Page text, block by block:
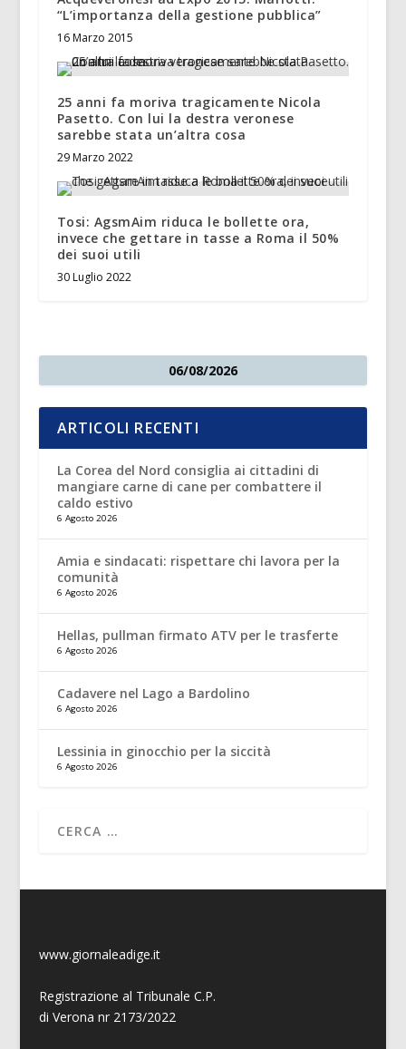
“L’importanza della gestione pubblica”
16 Marzo 2015
25 anni fa moriva tragicamente Nicola
Pasetto. Con lui la destra veronese
sarebbe stata un’altra cosa
29 Marzo 2022
Tosi: AgsmAim riduca le bollette ora,
invece che gettare in tasse a Roma il 50%
dei suoi utili
30 Luglio 2022
06/08/2026
ARTICOLI RECENTI
La Corea del Nord consiglia ai cittadini di
mangiare carne di cane per combattere il
caldo estivo
6 Agosto 2026
Amia e sindacati: rispettare chi lavora per la
comunità
6 Agosto 2026
Hellas, pullman firmato ATV per le trasferte
6 Agosto 2026
Cadavere nel Lago a Bardolino
6 Agosto 2026
Lessinia in ginocchio per la siccità
6 Agosto 2026
www.giornaleadige.it
Registrazione al Tribunale C.P.
di Verona nr 2173/2022